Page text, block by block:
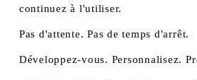
continuez à l'utiliser.
Pas d'attente. Pas de temps d'arrêt.
Développez-vous. Personnalisez.